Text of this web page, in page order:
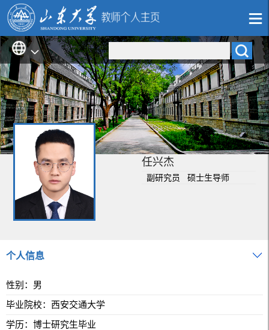
任兴杰
副研究员 硕士生导师
个人信息
性别：男
毕业院校：西安交通大学
学历：博士研究生毕业